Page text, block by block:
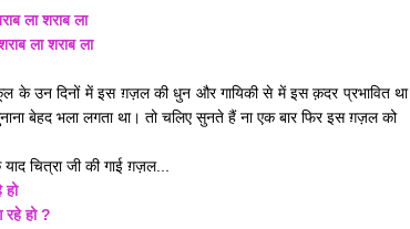
ला शराब ला
ला शराब ला
के उन दिनों में इस ग़ज़ल की धुन और गायिकी से में इस क़दर प्रभावित था
बेहद भला लगता था। तो चलिए सुनते हैं ना एक बार फिर इस ग़ज़ल को
चित्रा जी की गाई ग़ज़ल...
हो
हो ?